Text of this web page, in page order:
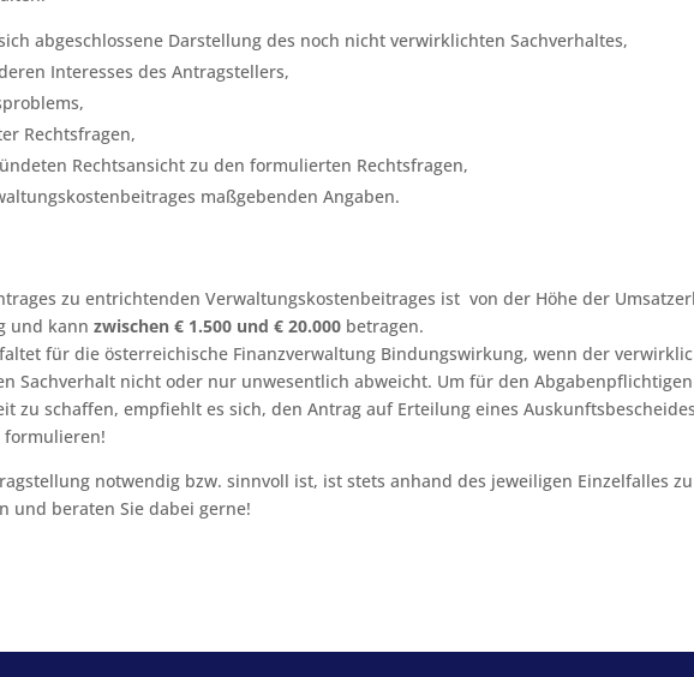
abgeschlossene Darstellung des noch nicht verwirklichten Sachverhaltes,
Interesses des Antragstellers,
Rechtsfragen,
Rechtsansicht zu den formulierten Rechtsfragen,
maßgebenden Angaben.
zu entrichtenden Verwaltungskostenbeitrages ist von der Höhe der
und kannzwischen € 1.500 und € 20.000 betragen.
für die österreichische Finanzverwaltung Bindungswirkung, wenn der
Sachverhalt nicht oder nur unwesentlich abweicht. Um für den
zu schaffen, empfiehlt es sich, den Antrag auf Erteilung eines
notwendig bzw. sinnvoll ist, ist stets anhand des jeweiligen Einzelfalles zu
und beraten Sie dabei gerne!